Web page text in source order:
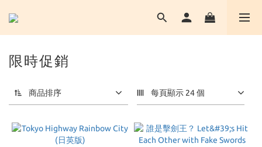
限時促銷
商品排序 每頁顯示 24 個